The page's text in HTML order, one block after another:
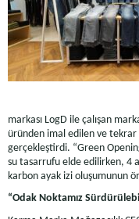
markası LogD ile çalışan
üründen imal edilen ve tekrar
gerçekleştirdi. “Green
su tasarrufu elde edilirken, 4
karbon ayak izi oluşumunun
“Odak Noktamız